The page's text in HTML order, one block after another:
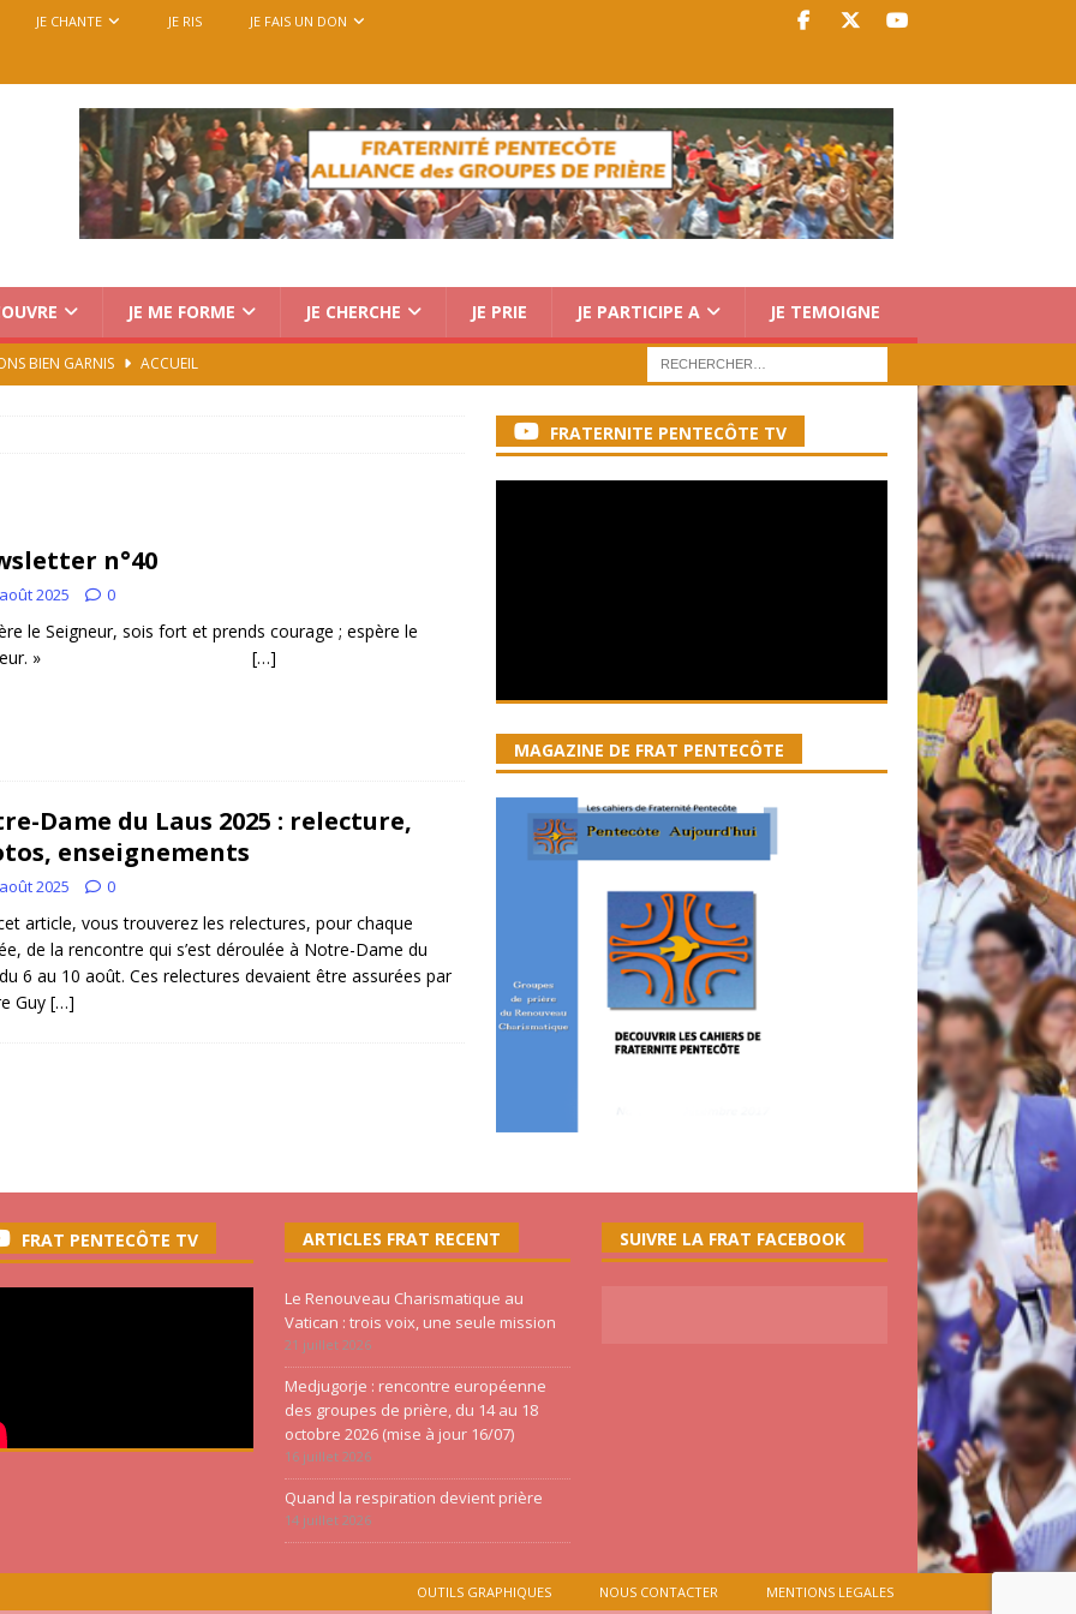
JE CHANTE JE RIS JE FAIS UN DON
JE ME FORME JE CHERCHE JE PRIE JE PARTICIPE A JE TEMOIGNE
BIEN GARNIS
ACCUEIL
européenne des groupes de prière, du 14 au 18
devient prière
“Magnifica Humanitas”. Par le Père Denis Broussat.
eu la grâce d’être visité par Dieu”
joie soit parfaite ! Jn 15, 11
n°40
2025 0
le Seigneur, sois fort et prends courage ; espère le
» […]
Dame du Laus 2025 : relecture,
enseignements
2025 0
article, vous trouverez les relectures, pour chaque
de la rencontre qui s’est déroulée à Notre-Dame du
6 au 10 août. Ces relectures devaient être assurées par
Guy […]
FRATERNITE PENTECÔTE TV
MAGAZINE DE FRAT PENTECÔTE
FRAT PENTECÔTE TV ARTICLES FRAT RECENT
Le Renouveau Charismatique au
Vatican : trois voix, une seule mission
21 juillet 2026
Medjugorje : rencontre européenne
des groupes de prière, du 14 au 18
octobre 2026 (mise à jour 16/07)
16 juillet 2026
Quand la respiration devient prière
14 juillet 2026
SUIVRE LA FRAT FACEBOOK
OUTILS GRAPHIQUES NOUS CONTACTER MENTIONS LEGALES